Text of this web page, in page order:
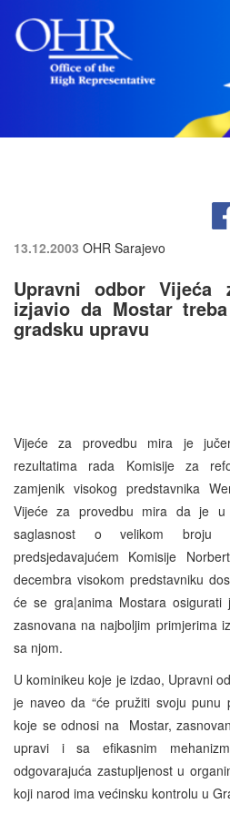
13.12.2003 OHR Sarajevo
Upravni odbor Vijeća
izjavio da Mostar
gradsku upravu
Vijeće za provedbu mira je
rezultatima rada Komisije za
zamjenik visokog predstavnika
Vijeće za provedbu mira da je u
saglasnost o velikom broju
predsjedavajućem Komisije
decembra visokom predstavniku
će se gra|anima Mostara osigurati
zasnovana na najboljim primjerima
sa njom.
U kominikeu koje je izdao, Upravni
je naveo da “će pružiti svoju punu
koje se odnosi na Mostar,
upravi i sa efikasnim
odgovarajuća zastupljenost u
koji narod ima većinsku kontrolu u